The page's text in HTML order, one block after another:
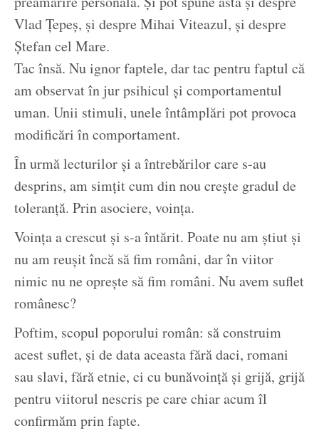
Vlad Țepeș, și despre Mihai Viteazul, și despre
Ștefan cel Mare.
Tac însă. Nu ignor faptele, dar tac pentru faptul că
am observat în jur psihicul și comportamentul
uman. Unii stimuli, unele întâmplări pot provoca
modificări în comportament.
În urmă lecturilor și a întrebărilor care s-au
desprins, am simțit cum din nou crește gradul de
toleranță. Prin asociere, voința.
Voința a crescut și s-a întărit. Poate nu am știut și
nu am reușit încă să fim români, dar în viitor
nimic nu ne oprește să fim români. Nu avem suflet
românesc?
Poftim, scopul poporului român: să construim
acest suflet, și de data aceasta fără daci, romani
sau slavi, fără etnie, ci cu bunăvoință și grijă, grijă
pentru viitorul nescris pe care chiar acum îl
confirmăm prin fapte.